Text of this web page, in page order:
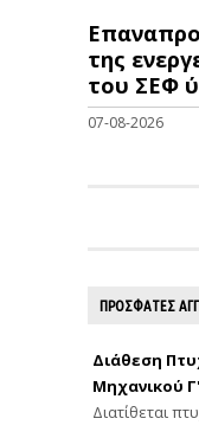
της
του ΣΕΦ
07-08-2026
ΠΡΟΣΦΑΤΕΣ
Διάθεση
Μηχανικού
Διατίθεται